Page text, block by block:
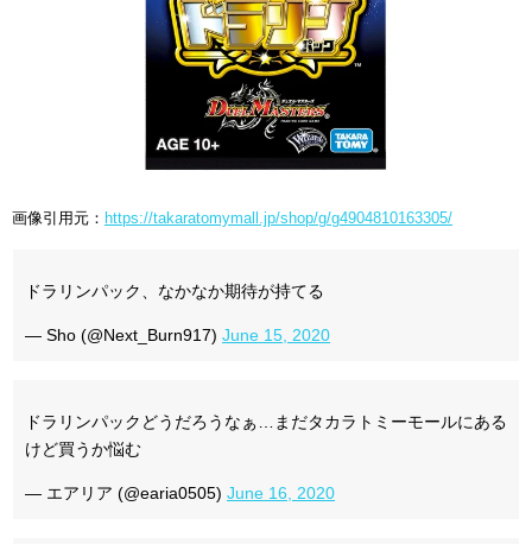
画像引用元： https://takaratomymall.jp/shop/g/g4904810163305/
ドラリンパック、なかなか期待が持てる
— Sho (@Next_Burn917) June 15, 2020
ドラリンパックどうだろうなぁ…まだタカラトミーモールにある
けど買うか悩む
— エアリア (@earia0505) June 16, 2020